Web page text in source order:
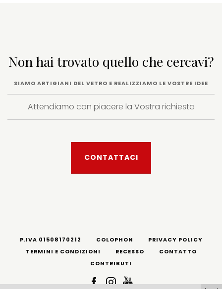
Non hai trovato quello che cercavi?
SIAMO ARTIGIANI DEL VETRO E REALIZZIAMO LE VOSTRE IDEE
Attendiamo con piacere la Vostra richiesta
CONTATTACI
P.IVA 01508170212 COLOPHON
PRIVACY POLICY
TERMINI E CONDIZIONI
RECESSO
CONTATTO
CONTRIBUTI